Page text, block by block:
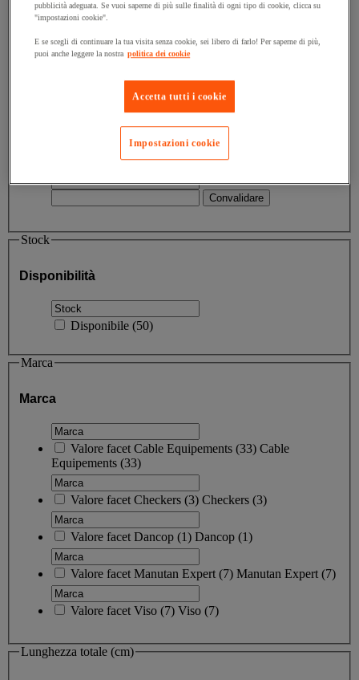
(4)
Valore facet Tra 400 € e 500 €(1
Valore facet Maggiore di 500 €
Limite inferiore Limite superiore€
- €
Stock
Disponibilità
Disponibile (50)
Marca
Marca
Valore facet Cable Equipements (33) Cable
Equipements (33)
Valore facet Checkers (3) Checkers (3)
Valore facet Dancop (1) Dancop (1)
Valore facet Manutan Expert (7) Manutan Expert (7)
Valore facet Viso (7) Viso (7)
Lunghezza totale (cm)
pubblicità adeguata. Se vuoi saperne di più sulle finalità di ogni tipo di cookie, clicca su
"impostazioni cookie".
E se scegli di continuare la tua visita senza cookie, sei libero di farlo! Per saperne di più,
puoi anche leggere la nostra politica dei cookie
Accetta tutti i cookie
Impostazioni cookie